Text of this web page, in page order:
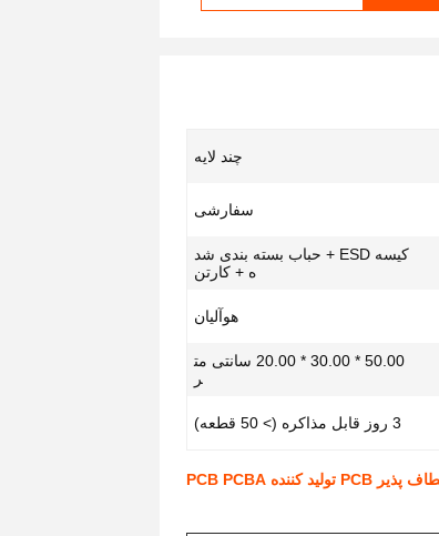
چند لایه
سفارشی
کیسه ESD + حباب بسته بندی شد
ه + کارتن
هوآلیان
50.00 * 30.00 * 20.00 سانتی مت
ر
3 روز قابل مذاکره (> 50 قطعه)